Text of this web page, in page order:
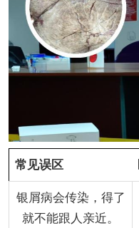
常见误区
银屑病会传染，得了
就不能跟人亲近。